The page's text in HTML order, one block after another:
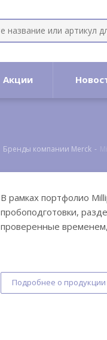
Акции
Бренды компании Merck -
В рамках портфолио
пробоподготовки,
проверенные
Подробнее о продукции